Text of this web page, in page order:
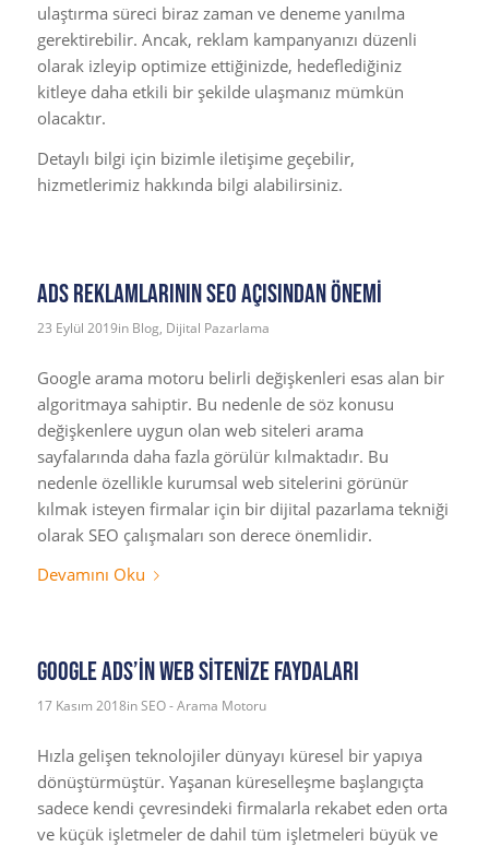
ulaştırma süreci biraz zaman ve deneme yanılma
gerektirebilir. Ancak, reklam kampanyanızı düzenli
olarak izleyip optimize ettiğinizde, hedeflediğiniz
kitleye daha etkili bir şekilde ulaşmanız mümkün
olacaktır.
Detaylı bilgi için bizimle iletişime geçebilir,
hizmetlerimiz hakkında bilgi alabilirsiniz.
Ads Reklamlarının SEO Açısından Önemi
23 Eylül 2019in Blog, Dijital Pazarlama
Google arama motoru belirli değişkenleri esas alan bir
algoritmaya sahiptir. Bu nedenle de söz konusu
değişkenlere uygun olan web siteleri arama
sayfalarında daha fazla görülür kılmaktadır. Bu
nedenle özellikle kurumsal web sitelerini görünür
kılmak isteyen firmalar için bir dijital pazarlama tekniği
olarak SEO çalışmaları son derece önemlidir.
Devamını Oku
Google Ads’in Web Sitenize Faydaları
17 Kasım 2018inSEO - Arama Motoru
Hızla gelişen teknolojiler dünyayı küresel bir yapıya
dönüştürmüştür. Yaşanan küreselleşme başlangıçta
sadece kendi çevresindeki firmalarla rekabet eden orta
ve küçük işletmeler de dahil tüm işletmeleri büyük ve